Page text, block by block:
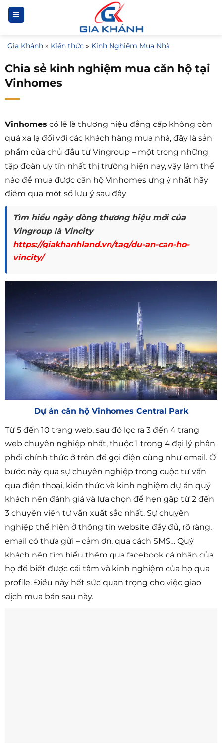
Bỏ
qua
dung
Gia Khánh » Kiến thức » Kinh Nghiệm Mua Nhà
Chia sẻ kinh nghiệm mua căn hộ tại
Vinhomes
Vinhomes có lẽ là thương hiệu đẳng cấp không còn
quá xa lạ đối với các khách hàng mua nhà, đây là sản
phẩm của chủ đầu tư Vingroup – một trong những
tập đoàn uy tín nhất thị trường hiện nay, vậy làm thế
nào để mua được căn hộ Vinhomes ưng ý nhất hãy
điểm qua một số lưu ý sau đây
Tìm hiểu ngày dòng thương hiệu mới của
Vingroup là Vincity
https://giakhanhland.vn/tag/du-an-can-ho-
vincity/
Dự án căn hộ Vinhomes Central Park
Từ 5 đến 10 trang web, sau đó lọc ra 3 đến 4 trang
web chuyên nghiệp nhất, thuộc 1 trong 4 đại lý phân
phối chính thức ở trên để gọi điện cũng như email. Ở
bước này qua sự chuyên nghiệp trong cuộc tư vấn
qua điện thoại, kiến thức và kinh nghiệm dự án quý
khách nên đánh giá và lựa chọn để hẹn gặp từ 2 đến
3 chuyên viên tư vấn xuất sắc nhất. Sự chuyên
nghiệp thể hiện ở thông tin website đầy đủ, rõ ràng,
email có thưa gửi – cảm ơn, qua cách SMS… Quý
khách nên tìm hiểu thêm qua facebook cá nhân của
họ để biết được cái tâm và kinh nghiệm của họ qua
profile. Điều này hết sức quan trọng cho việc giao
dịch mua bán sau này.